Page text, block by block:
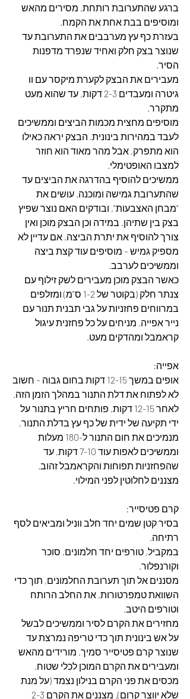
ברגע שהתערובת רותחת, מסירים מהאש
ומוסיפים בבת אחת את הקמח.
בעזרת כף עץ מערבבים את התערובת עד
שנוצר בצק חלק ואחיד שנפרד מדפנות
הסיר.
מעבירים את הבצק לקערת מיקסר עם וו
גיטרה ומעבדים 2-3 דקות, עד שהוא מעט
מתקרר.
מוסיפים מחצית מכמות הביצים וממשיכים
לעבד במהירות בינונית. הבצק יראה כאילו
הוא מתפרק, אבל מהר מאוד הוא חוזר
למצבו האופטימלי.
ממשיכים להוסיף בהדרגה את הביצים עד
שהתערובת גמישה ומוכנה. עושים את
"מבחן האצבעות", ובודקים האם נוצר שפיץ
בצק בין שתיהן. במידה וכן הבצק מוכן ואין
צורך להוסיף את יתרת הביצה. אם עדיין לא
מספיק גמיש – מוסיפים עוד קצת ביצה
וממשיכים לערבב.
כאשר הבצק מוכן מעבירים לשק זילוף עם
צנתר חלק (בקוטר של 1-2 ס"מ) ומזלפים
במרווחים פחזניות על גבי תבנית תנור עם
נייר אפייה. מניחים על כל פחזנית עיגול
קראמבל ומהדקים מעט.
אפייה:
אופים במשך 12-15 דקות בחום גבוה – חשוב
לא לפתוח את דלת התנור במהלך הזמן הזה.
לאחר 12-15 דקות, פותחים חריץ בתנור על
ידי תקיעה של ידית של כף עץ בדלת התנור,
מנמיכים את חום התנור ל-180 מעלות
וממשיכים לאפות עוד 7-10 דקות, עד
שהפחזניות תפוחות והקראמבל זהוב.
מצננים לחלוטין לפני המילוי.
קרם פטיסייר:
בסיר קטן שמים יחד חלב ווניל ומביאים לסף
רתיחה.
במקביל, טורפים יחד חלמונים, סוכר
וקורנפלור.
מסננים אל תוך תערובת החלמונים, תוך כדי
השוואת טמפרטורות, את החלב הרותח
וטורפים היטב.
מחזירים את הקרם לסיר וממשיכים לבשל
על אש בינונית תוך כדי טריפה נמרצת עד
שנוצר קרם פטיסייר סמיך. מורידים מהאש
ומעבירים את הקרם המוכן לכלי שטוח.
מכסים את פני הקרם בנילון נצמד (על מנת